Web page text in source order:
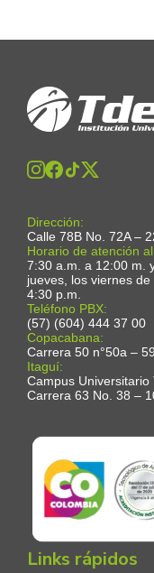
Dirección:
Calle 78B No. 72A –
Horario de atención
7:30 a.m. a 12:00 m.
jueves, los viernes
4:30 p.m.
Teléfono PBX:
(57) (604) 444 37 00
Copacabana:
Carrera 50 n°50a –
Itaguí:
Campus Universitario
Carrera 63 No. 38 –
Links rápidos